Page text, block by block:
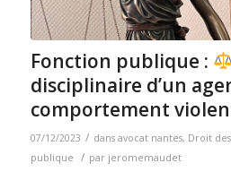
Fonction publique :
disciplinaire d’un
comportement
07/12/2023 / dans avocat nantes, Droit
publique
/ par jeromemaudet